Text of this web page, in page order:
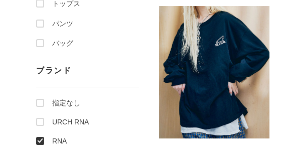
トップス
パンツ
バッグ
ブランド
指定なし
URCH RNA
RNA